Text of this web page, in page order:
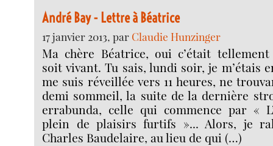
André Bay - Lettre à Béatrice
17 janvier 2013, par Claudie Hunzinger
Ma chère Béatrice, oui c’était
soit vivant. Tu sais, lundi soir, je m’étais
me suis réveillée vers 11 heures, ne
demi sommeil, la suite de la dernière
errabunda, celle qui commence par «
plein de plaisirs furtifs »... Alors, je
Charles Baudelaire, au lieu de qui (…)